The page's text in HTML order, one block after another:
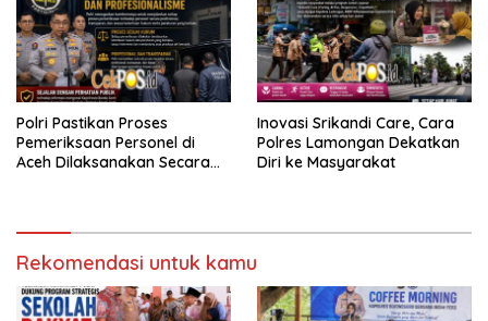
Polri Pastikan Proses
Pemeriksaan Personel di
Aceh Dilaksanakan Secara
Inovasi Srikandi Care, Cara
Polres Lamongan Dekatkan
Diri ke Masyarakat
Rekomendasi untuk kamu